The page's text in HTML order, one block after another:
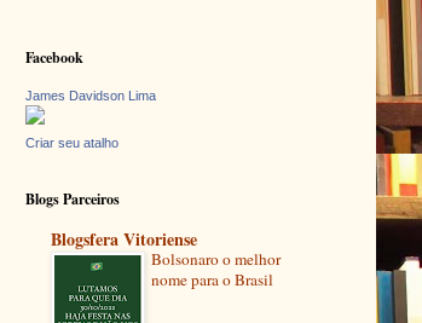
Facebook
James Davidson Lima
Criar seu atalho
Blogs Parceiros
Blogsfera Vitoriense
Bolsonaro o melhor
nome para o Brasil